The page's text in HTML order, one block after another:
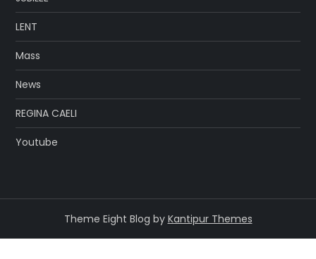
LENT
Mass
News
REGINA CAELI
Youtube
Theme Eight Blog by Kantipur Themes